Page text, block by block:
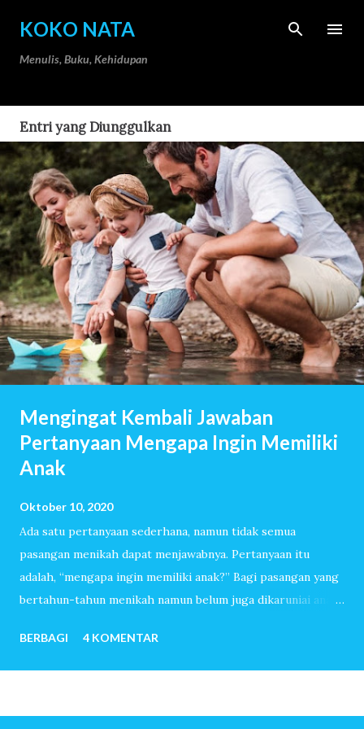
Langsung ke konten utama
KOKO NATA
Menulis, Buku, Kehidupan
Entri yang Diunggulkan
Mengingat Kembali Jawaban
Pertanyaan Mengapa Ingin Memiliki
Anak
Oktober 10, 2020
Ada satu pertanyaan sederhana, namun tidak semua
pasangan menikah dapat menjawabnya. Pertanyaan itu
adalah, “mengapa ingin memiliki anak?” Bagi pasangan yang
bertahun-tahun menikah namun belum juga dikaruniai anak,
melewati ribuan hari tanpa tangis bayi, tiada canda tawa
dengan anak-anak. Mereka menemukan banyak sekali alasan
sangat mudah dititipi anak oleh-Nya, pertanyaan mengapa
BERBAGI 4 KOMENTAR